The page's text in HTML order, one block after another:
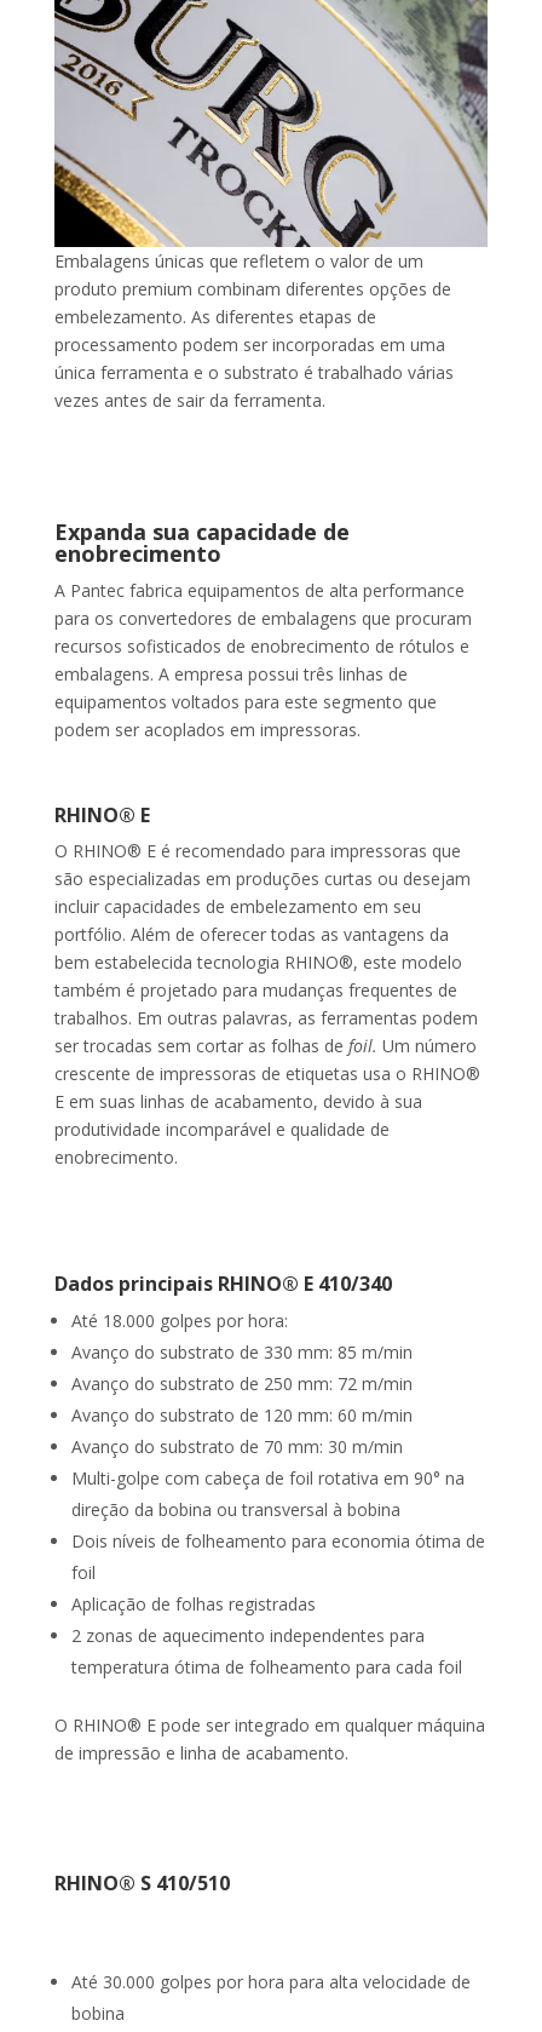
Embalagens únicas que refletem o valor de um
produto premium combinam diferentes opções de
embelezamento. As diferentes etapas de
processamento podem ser incorporadas em uma
única ferramenta e o substrato é trabalhado várias
vezes antes de sair da ferramenta.
Expanda sua capacidade de
enobrecimento
A Pantec fabrica equipamentos de alta performance
para os convertedores de embalagens que procuram
recursos sofisticados de enobrecimento de rótulos e
embalagens. A empresa possui três linhas de
equipamentos voltados para este segmento que
podem ser acoplados em impressoras.
RHINO® E
O RHINO® E é recomendado para impressoras que
são especializadas em produções curtas ou desejam
incluir capacidades de embelezamento em seu
portfólio. Além de oferecer todas as vantagens da
bem estabelecida tecnologia RHINO®, este modelo
também é projetado para mudanças frequentes de
trabalhos. Em outras palavras, as ferramentas podem
ser trocadas sem cortar as folhas de foil. Um número
crescente de impressoras de etiquetas usa o RHINO®
E em suas linhas de acabamento, devido à sua
produtividade incomparável e qualidade de
enobrecimento.
Dados principais RHINO® E 410/340
Até 18.000 golpes por hora:
Avanço do substrato de 330 mm: 85 m/min
Avanço do substrato de 250 mm: 72 m/min
Avanço do substrato de 120 mm: 60 m/min
Avanço do substrato de 70 mm: 30 m/min
Multi-golpe com cabeça de foil rotativa em 90° na
direção da bobina ou transversal à bobina
Dois níveis de folheamento para economia ótima de
foil
Aplicação de folhas registradas
2 zonas de aquecimento independentes para
temperatura ótima de folheamento para cada foil
O RHINO® E pode ser integrado em qualquer máquina
de impressão e linha de acabamento.
RHINO® S 410/510
Até 30.000 golpes por hora para alta velocidade de
bobina